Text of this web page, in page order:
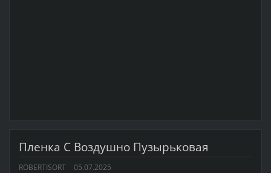
Пленка С Воздушно Пузырьковая
ROBERTISORT 05.07.2025